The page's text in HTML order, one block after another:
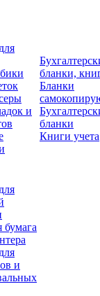
и
бланки,
Бланки
бланки
Книги учета
бумага
и